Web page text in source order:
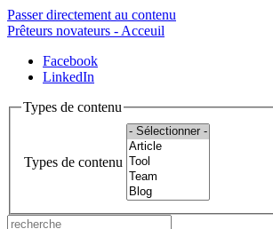
Passer directement au contenu
Prêteurs novateurs - Acceuil
Facebook
LinkedIn
Types de contenu
Types de contenu